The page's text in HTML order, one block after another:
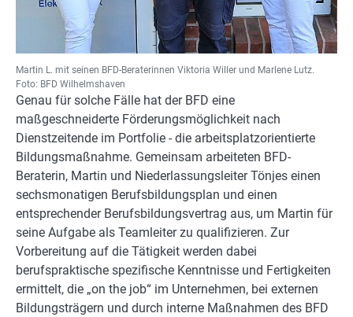
Martin L. mit seinen BFD-Beraterinnen Viktoria Willer und Marlene Lutz.
Foto: BFD Wilhelmshaven
Genau für solche Fälle hat der BFD eine
maßgeschneiderte Förderungsmöglichkeit nach
Dienstzeitende im Portfolie - die arbeitsplatzorientierte
Bildungsmaßnahme. Gemeinsam arbeiteten BFD-
Beraterin, Martin und Niederlassungsleiter Tönjes einen
sechsmonatigen Berufsbildungsplan und einen
entsprechender Berufsbildungsvertrag aus, um Martin für
seine Aufgabe als Teamleiter zu qualifizieren. Zur
Vorbereitung auf die Tätigkeit werden dabei
berufspraktische spezifische Kenntnisse und Fertigkeiten
ermittelt, die „on the job“ im Unternehmen, bei externen
Bildungsträgern und durch interne Maßnahmen des BFD